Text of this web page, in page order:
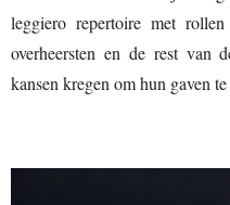
leggiero repertoire met
overheersten en de rest van
kansen kregen om hun gaven